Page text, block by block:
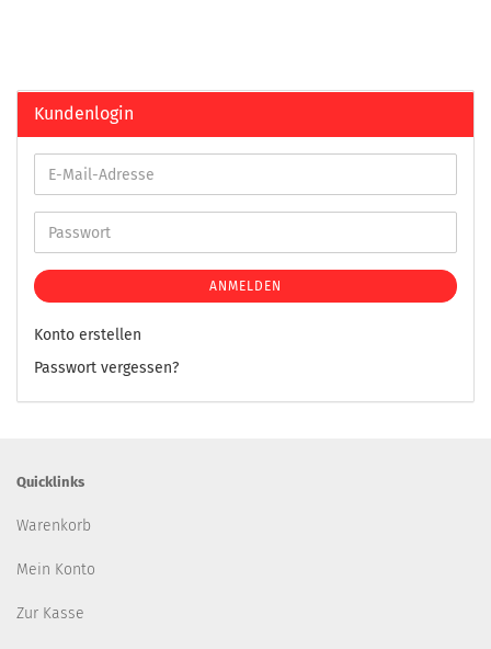
Kundenlogin
ANMELDEN
Konto erstellen
Passwort vergessen?
Quicklinks
Warenkorb
Mein Konto
Zur Kasse